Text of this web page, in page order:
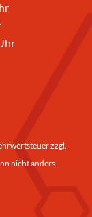
zzgl.
nicht anders